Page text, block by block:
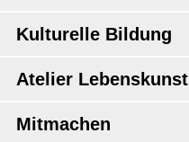
Kulturelle Bildung
Atelier Lebenskunst
Mitmachen